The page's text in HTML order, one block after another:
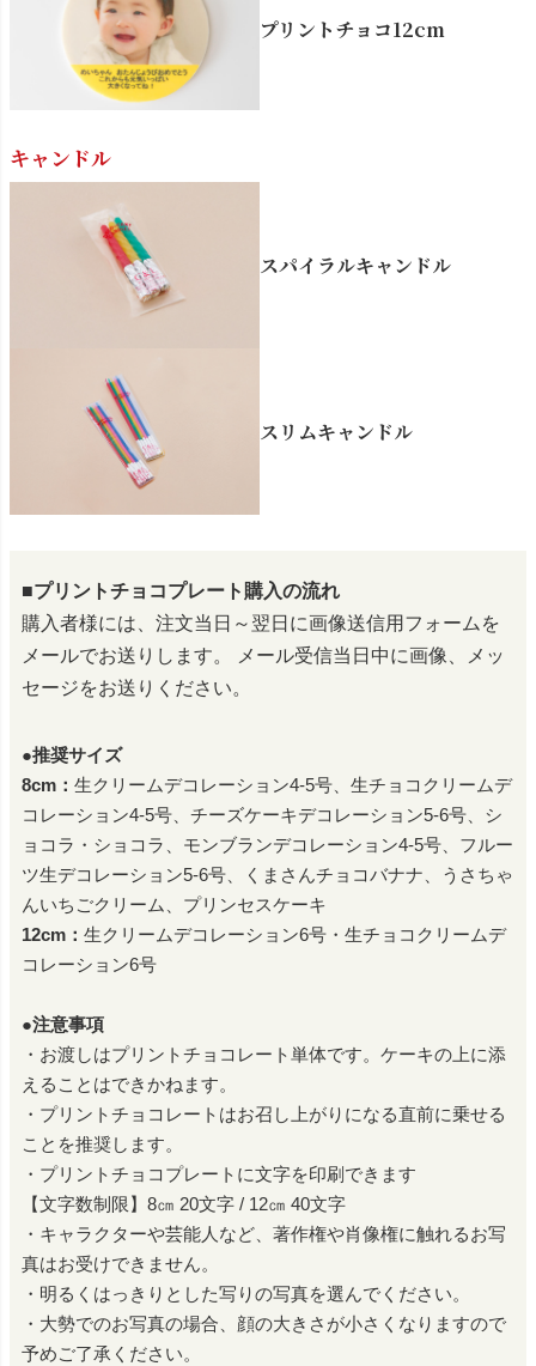
プリントチョコ12cm
キャンドル
スパイラルキャンドル
スリムキャンドル
■プリントチョコプレート購入の流れ
購入者様には、注文当日～翌日に画像送信用フォームを
メールでお送りします。
メール受信当日中に画像、メッ
セージをお送りください。
●推奨サイズ
8cm： 生クリームデコレーション4-5号、生チョコクリームデ
コレーション4-5号、チーズケーキデコレーション5-6号、シ
ョコラ・ショコラ、モンブランデコレーション4-5号、フルー
ツ生デコレーション5-6号、くまさんチョコバナナ、うさちゃ
んいちごクリーム、プリンセスケーキ
12cm： 生クリームデコレーション6号・生チョコクリームデ
コレーション6号
●注意事項
・お渡しはプリントチョコレート単体です。ケーキの上に添
えることはできかねます。
・プリントチョコレートはお召し上がりになる直前に乗せる
ことを推奨します。
・プリントチョコプレートに文字を印刷できます
【文字数制限】8㎝ 20文字 / 12㎝ 40文字
・キャラクターや芸能人など、著作権や肖像権に触れるお写
真はお受けできません。
・明るくはっきりとした写りの写真を選んでください。
・大勢でのお写真の場合、顔の大きさが小さくなりますので
予めご了承ください。